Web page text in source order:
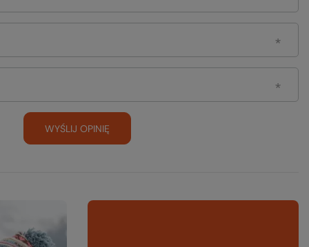
WYŚLIJ OPINIĘ